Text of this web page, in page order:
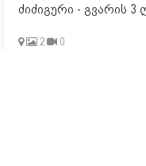
ძიძიგური - გვარის 3
2 0